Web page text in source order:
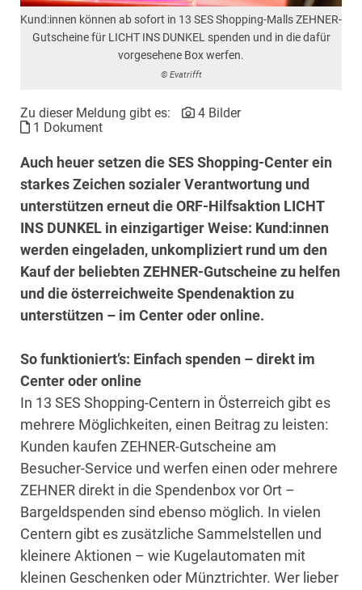
Kund:innen können ab sofort in 13 SES Shopping-Malls ZEHNER-
Gutscheine für LICHT INS DUNKEL spenden und in die dafür
vorgesehene Box werfen.
© Evatrifft
Zu dieser Meldung gibt es:
4 Bilder
1 Dokument
Auch heuer setzen die SES Shopping-Center ein
starkes Zeichen sozialer Verantwortung und
unterstützen erneut die ORF-Hilfsaktion LICHT
INS DUNKEL in einzigartiger Weise: Kund:innen
werden eingeladen, unkompliziert rund um den
Kauf der beliebten ZEHNER-Gutscheine zu helfen
und die österreichweite Spendenaktion zu
unterstützen – im Center oder online.
So funktioniert’s: Einfach spenden – direkt im
Center oder online
In 13 SES Shopping-Centern in Österreich gibt es
mehrere Möglichkeiten, einen Beitrag zu leisten:
Kunden kaufen ZEHNER-Gutscheine am
Besucher-Service und werfen einen oder mehrere
ZEHNER direkt in die Spendenbox vor Ort –
Bargeldspenden sind ebenso möglich. In vielen
Centern gibt es zusätzliche Sammelstellen und
kleinere Aktionen – wie Kugelautomaten mit
kleinen Geschenken oder Münztrichter. Wer lieber